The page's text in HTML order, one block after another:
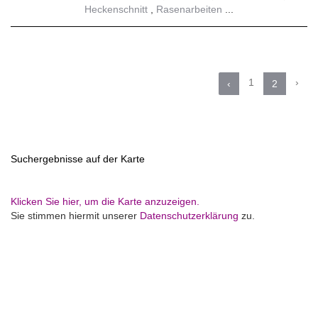
Heckenschnitt
Rasenarbeiten
‹ 1 2 ›
Suchergebnisse auf der Karte
Klicken Sie hier, um die Karte anzuzeigen.
Sie stimmen hiermit unserer Datenschutzerklärung zu.